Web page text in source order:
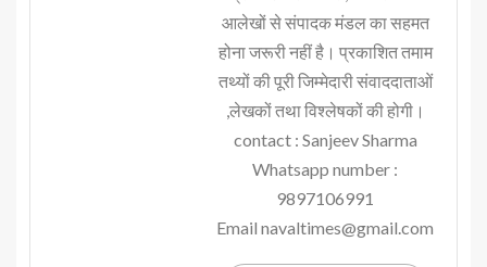
आलेखों से संपादक मंडल का सहमत
होना जरूरी नहीं है। प्रकाशित तमाम
तथ्यों की पूरी जिम्मेदारी संवाददाताओं
,लेखकों तथा विश्लेषकों की होगी।
contact : Sanjeev Sharma
Whatsapp number :
9897106991
Email navaltimes@gmail.com